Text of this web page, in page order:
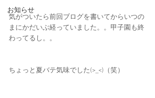
お知らせ
気がついたら前回ブログを書いてからいつの
まにかだいぶ経っていました。。甲子園も終
わってるし。。
ちょっと夏バテ気味でした(>_<)（笑）